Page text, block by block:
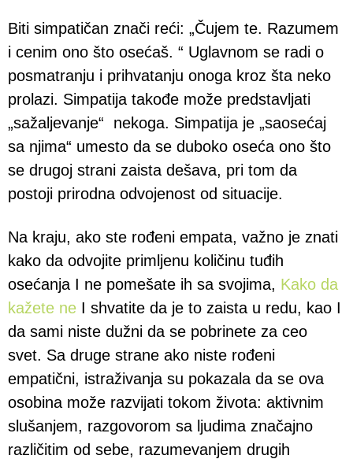
Biti simpatičan znači reći: „Čujem te. Razumem
i cenim ono što osećaš. “ Uglavnom se radi o
posmatranju i prihvatanju onoga kroz šta neko
prolazi. Simpatija takođe može predstavljati
„sažaljevanje“ nekoga. Simpatija je „saosećaj
sa njima“ umesto da se duboko oseća ono što
se drugoj strani zaista dešava, pri tom da
postoji prirodna odvojenost od situacije.
Na kraju, ako ste rođeni empata, važno je znati
kako da odvojite primljenu količinu tuđih
osećanja I ne pomešate ih sa svojima, Kako da
kažete ne I shvatite da je to zaista u redu, kao I
da sami niste dužni da se pobrinete za ceo
svet. Sa druge strane ako niste rođeni
empatični, istraživanja su pokazala da se ova
osobina može razvijati tokom života: aktivnim
slušanjem, razgovorom sa ljudima značajno
različitim od sebe, razumevanjem drugih